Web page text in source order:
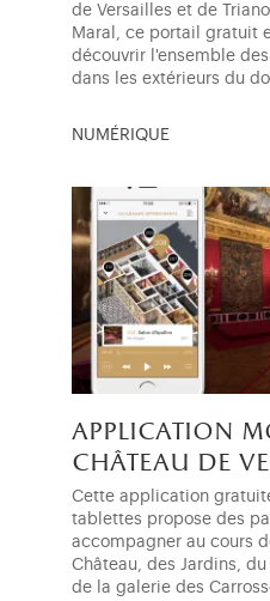
de Versailles et de
Maral, ce portail gratuit
découvrir l'ensemble
dans les extérieurs du
NUMÉRIQUE
application
château de
Cette application
tablettes propose des
accompagner au cours
Château, des Jardins,
de la galerie des